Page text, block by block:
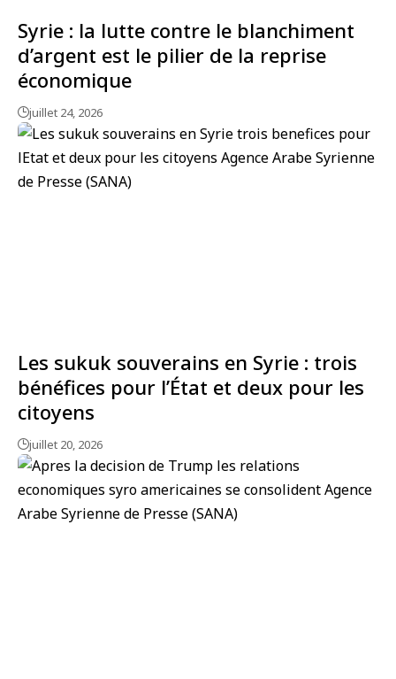
Syrie : la lutte contre le blanchiment
d’argent est le pilier de la reprise
économique
juillet 24, 2026
Les sukuk souverains en Syrie : trois
bénéfices pour l’État et deux pour les
citoyens
juillet 20, 2026